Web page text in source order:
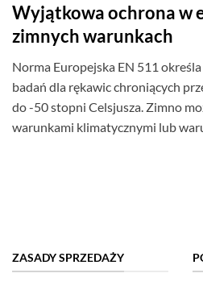
Wyjątkowa ochrona w
zimnych warunkach
Norma Europejska EN 511
badań dla rękawic chroniących
do -50 stopni Celsjusza. Zimno
warunkami klimatycznymi lub
ZASADY SPRZEDAŻY